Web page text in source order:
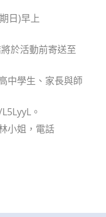
日)早上
於活動前寄送至
中學生、家長與師
。
小姐，電話